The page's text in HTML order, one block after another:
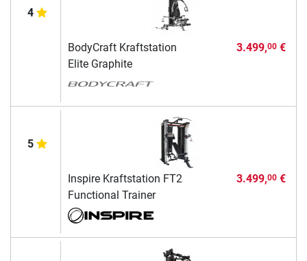
4
BodyCraft Kraftstation
Elite Graphite
3.499,00€
5
Inspire Kraftstation FT2
Functional Trainer
3.499,00€